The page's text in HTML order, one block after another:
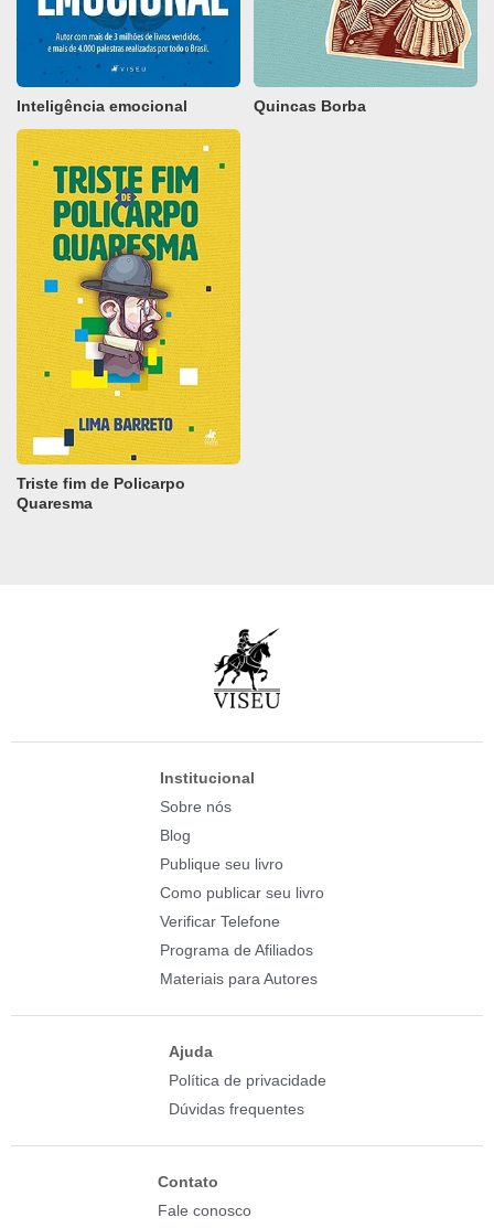
Inteligência emocional Quincas Borba
Triste fim de Policarpo
Quaresma
Institucional
Sobre nós
Blog
Publique seu livro
Como publicar seu livro
Verificar Telefone
Programa de Afiliados
Materiais para Autores
Ajuda
Política de privacidade
Dúvidas frequentes
Contato
Fale conosco